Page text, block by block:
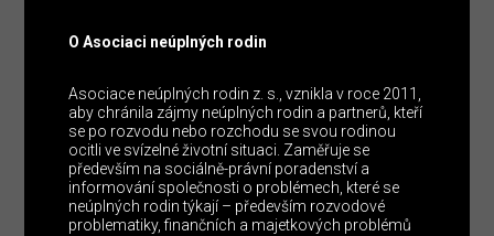
O Asociaci neúplných rodin
Asociace neúplných rodin z. s., vznikla v roce 2011,
aby chránila zájmy neúplných rodin a partnerů, kteří
se po rozvodu nebo rozchodu se svou rodinou
ocitli ve svízelné životní situaci. Zaměřuje se
především na sociálně-právní poradenství a
informování společnosti o problémech, které se
neúplných rodin týkají – především rozvodové
problematiky, finančních a majetkových problémů